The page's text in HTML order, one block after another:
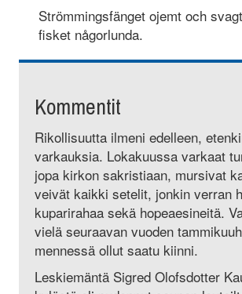
Strömmingsfänget ojemt och
fisket någorlunda.
Kommentit
Rikollisuutta ilmeni edelleen,
varkauksia. Lokakuussa varkaat
jopa kirkon sakristiaan, mursivat
veivät kaikki setelit, jonkin verran
kuparirahaa sekä hopeaesineitä.
vielä seuraavan vuoden
mennessä ollut saatu kiinni.
Leskiemäntä Sigred Olofsdotter